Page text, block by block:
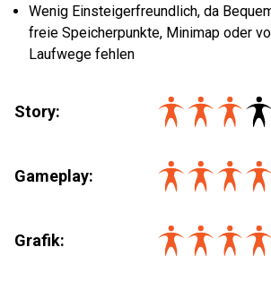
Wenig Einsteigerfreundlich, da
freie Speicherpunkte, Minimap oder
Laufwege fehlen
Story:
Gameplay:
Grafik: